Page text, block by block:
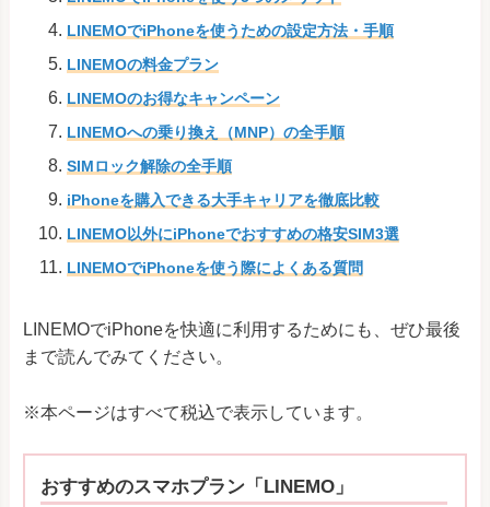
LINEMOでiPhoneを使うための設定方法・手順
LINEMOの料金プラン
LINEMOのお得なキャンペーン
LINEMOへの乗り換え（MNP）の全手順
SIMロック解除の全手順
iPhoneを購入できる大手キャリアを徹底比較
LINEMO以外にiPhoneでおすすめの格安SIM3選
LINEMOでiPhoneを使う際によくある質問
LINEMOでiPhoneを快適に利用するためにも、ぜひ最後
まで読んでみてください。
※本ページはすべて税込で表示しています。
おすすめのスマホプラン「LINEMO」